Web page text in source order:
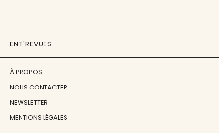
ENT'REVUES
À PROPOS
NOUS CONTACTER
NEWSLETTER
MENTIONS LÉGALES